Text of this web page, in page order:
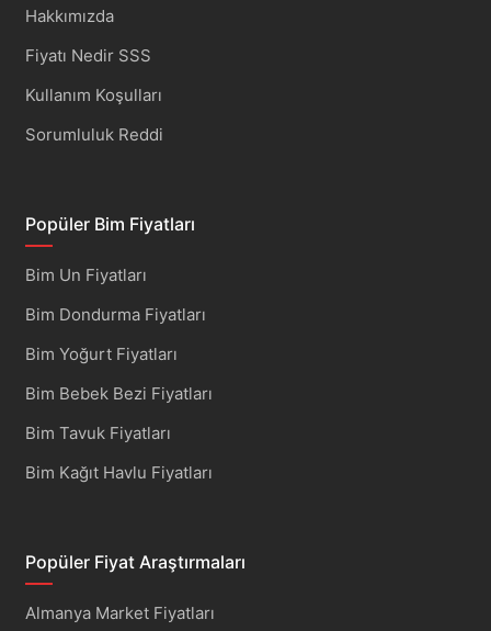
Hakkımızda
Fiyatı Nedir SSS
Kullanım Koşulları
Sorumluluk Reddi
Popüler Bim Fiyatları
Bim Un Fiyatları
Bim Dondurma Fiyatları
Bim Yoğurt Fiyatları
Bim Bebek Bezi Fiyatları
Bim Tavuk Fiyatları
Bim Kağıt Havlu Fiyatları
Popüler Fiyat Araştırmaları
Almanya Market Fiyatları